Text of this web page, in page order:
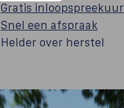
Gratis inloopspreekuur
Snel een afspraak
Helder over herstel